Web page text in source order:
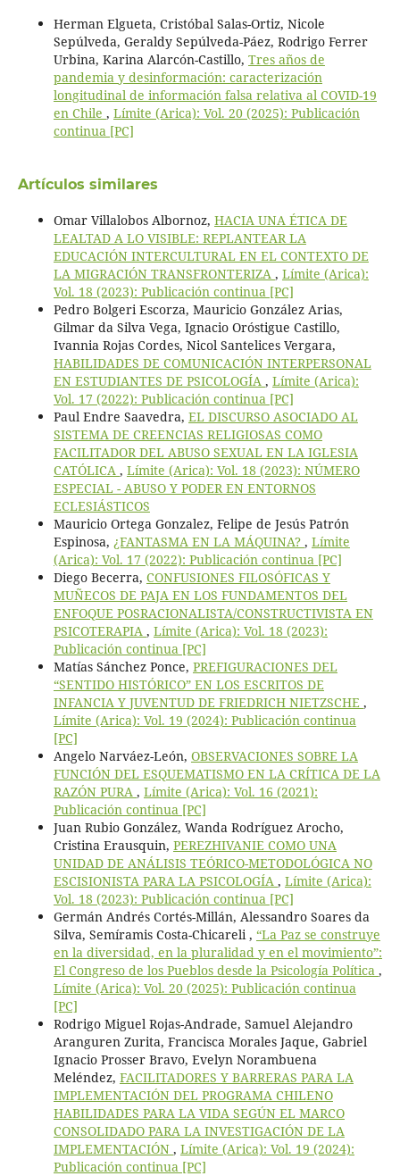
Herman Elgueta, Cristóbal Salas-Ortiz, Nicole
Sepúlveda, Geraldy Sepúlveda-Páez, Rodrigo Ferrer
Urbina, Karina Alarcón-Castillo, Tres años de
pandemia y desinformación: caracterización
longitudinal de información falsa relativa al COVID-19
en Chile , Límite (Arica): Vol. 20 (2025): Publicación
continua [PC]
Artículos similares
Omar Villalobos Albornoz, HACIA UNA ÉTICA DE
LEALTAD A LO VISIBLE: REPLANTEAR LA
EDUCACIÓN INTERCULTURAL EN EL CONTEXTO DE
LA MIGRACIÓN TRANSFRONTERIZA , Límite (Arica):
Vol. 18 (2023): Publicación continua [PC]
Pedro Bolgeri Escorza, Mauricio González Arias,
Gilmar da Silva Vega, Ignacio Oróstigue Castillo,
Ivannia Rojas Cordes, Nicol Santelices Vergara,
HABILIDADES DE COMUNICACIÓN INTERPERSONAL
EN ESTUDIANTES DE PSICOLOGÍA , Límite (Arica):
Vol. 17 (2022): Publicación continua [PC]
Paul Endre Saavedra, EL DISCURSO ASOCIADO AL
SISTEMA DE CREENCIAS RELIGIOSAS COMO
FACILITADOR DEL ABUSO SEXUAL EN LA IGLESIA
CATÓLICA , Límite (Arica): Vol. 18 (2023): NÚMERO
ESPECIAL - ABUSO Y PODER EN ENTORNOS
ECLESIÁSTICOS
Mauricio Ortega Gonzalez, Felipe de Jesús Patrón
Espinosa, ¿FANTASMA EN LA MÁQUINA? , Límite
(Arica): Vol. 17 (2022): Publicación continua [PC]
Diego Becerra, CONFUSIONES FILOSÓFICAS Y
MUÑECOS DE PAJA EN LOS FUNDAMENTOS DEL
ENFOQUE POSRACIONALISTA/CONSTRUCTIVISTA EN
PSICOTERAPIA , Límite (Arica): Vol. 18 (2023):
Publicación continua [PC]
Matías Sánchez Ponce, PREFIGURACIONES DEL
“SENTIDO HISTÓRICO” EN LOS ESCRITOS DE
INFANCIA Y JUVENTUD DE FRIEDRICH NIETZSCHE ,
Límite (Arica): Vol. 19 (2024): Publicación continua
[PC]
Angelo Narváez-León, OBSERVACIONES SOBRE LA
FUNCIÓN DEL ESQUEMATISMO EN LA CRÍTICA DE LA
RAZÓN PURA , Límite (Arica): Vol. 16 (2021):
Publicación continua [PC]
Juan Rubio González, Wanda Rodríguez Arocho,
Cristina Erausquin, PEREZHIVANIE COMO UNA
UNIDAD DE ANÁLISIS TEÓRICO-METODOLÓGICA NO
ESCISIONISTA PARA LA PSICOLOGÍA , Límite (Arica):
Vol. 18 (2023): Publicación continua [PC]
Germán Andrés Cortés-Millán, Alessandro Soares da
Silva, Semíramis Costa-Chicareli , “La Paz se construye
en la diversidad, en la pluralidad y en el movimiento”:
El Congreso de los Pueblos desde la Psicología Política ,
Límite (Arica): Vol. 20 (2025): Publicación continua
[PC]
Rodrigo Miguel Rojas-Andrade, Samuel Alejandro
Aranguren Zurita, Francisca Morales Jaque, Gabriel
Ignacio Prosser Bravo, Evelyn Norambuena
Meléndez, FACILITADORES Y BARRERAS PARA LA
IMPLEMENTACIÓN DEL PROGRAMA CHILENO
HABILIDADES PARA LA VIDA SEGÚN EL MARCO
CONSOLIDADO PARA LA INVESTIGACIÓN DE LA
IMPLEMENTACIÓN , Límite (Arica): Vol. 19 (2024):
Publicación continua [PC]